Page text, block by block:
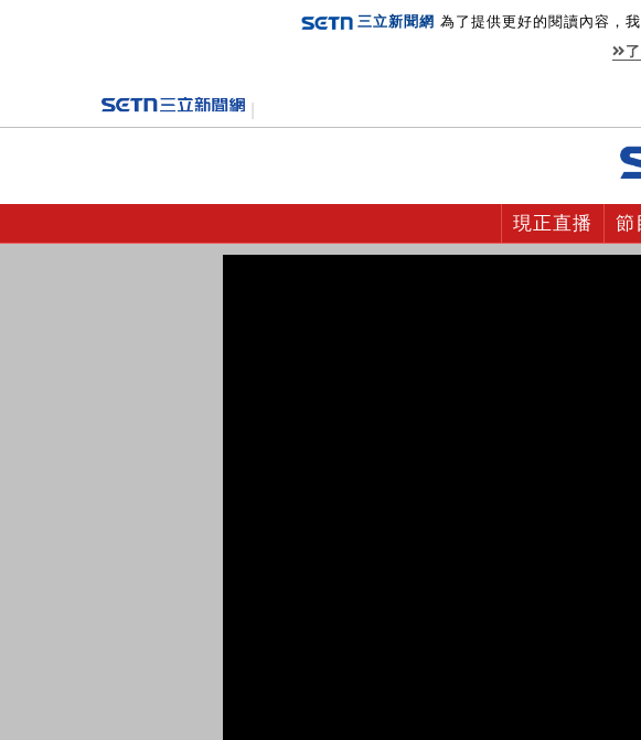
三立新聞網 為了提供更好的閱讀內容，
現正直播 節